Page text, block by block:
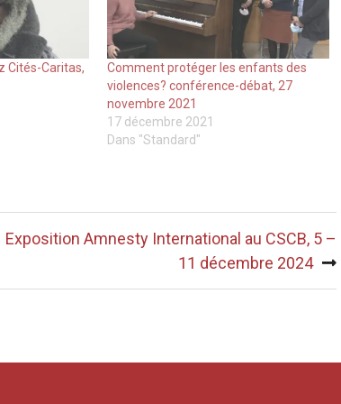
Cités-Caritas,
Comment protéger les enfants des
violences? conférence-débat, 27
novembre 2021
17 décembre 2021
Dans "Standard"
Exposition Amnesty International au CSCB, 5 –
11 décembre 2024